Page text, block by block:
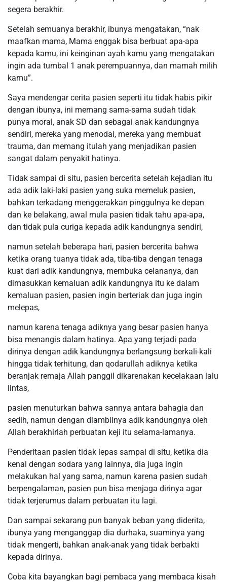
segera berakhir.
Setelah semuanya berakhir, ibunya mengatakan, “nak
maafkan mama, Mama enggak bisa berbuat apa-apa
kepada kamu, ini keinginan ayah kamu yang mengatakan
ingin ada tumbal 1 anak perempuannya, dan mamah milih
kamu”.
Saya mendengar cerita pasien seperti itu tidak habis pikir
dengan ibunya, ini memang sama-sama sudah tidak
punya moral, anak SD dan sebagai anak kandungnya
sendiri, mereka yang menodai, mereka yang membuat
trauma, dan memang itulah yang menjadikan pasien
sangat dalam penyakit hatinya.
Tidak sampai di situ, pasien bercerita setelah kejadian itu
ada adik laki-laki pasien yang suka memeluk pasien,
bahkan terkadang menggerakkan pinggulnya ke depan
dan ke belakang, awal mula pasien tidak tahu apa-apa,
dan tidak pula curiga kepada adik kandungnya sendiri,
namun setelah beberapa hari, pasien bercerita bahwa
ketika orang tuanya tidak ada, tiba-tiba dengan tenaga
kuat dari adik kandungnya, membuka celananya, dan
dimasukkan kemaluan adik kandungnya itu ke dalam
kemaluan pasien, pasien ingin berteriak dan juga ingin
melepas,
namun karena tenaga adiknya yang besar pasien hanya
bisa menangis dalam hatinya. Apa yang terjadi pada
dirinya dengan adik kandungnya berlangsung berkali-kali
hingga tidak terhitung, dan qodarullah adiknya ketika
beranjak remaja Allah panggil dikarenakan kecelakaan lalu
lintas,
pasien menuturkan bahwa sannya antara bahagia dan
sedih, namun dengan diambilnya adik kandungnya oleh
Allah berakhirlah perbuatan keji itu selama-lamanya.
Penderitaan pasien tidak lepas sampai di situ, ketika dia
kenal dengan sodara yang lainnya, dia juga ingin
melakukan hal yang sama, namun karena pasien sudah
berpengalaman, pasien pun bisa menjaga dirinya agar
tidak terjerumus dalam perbuatan itu lagi.
Dan sampai sekarang pun banyak beban yang diderita,
ibunya yang menganggap dia durhaka, suaminya yang
tidak mengerti, bahkan anak-anak yang tidak berbakti
kepada dirinya.
Coba kita bayangkan bagi pembaca yang membaca kisah